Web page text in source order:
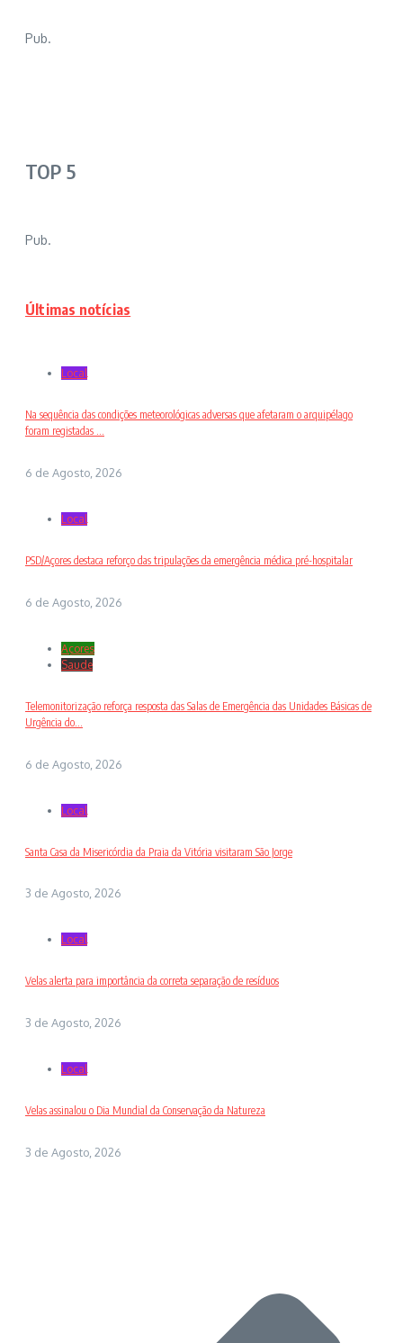
Pub.
TOP 5
Pub.
Últimas notícias
Local
Na sequência das condições meteorológicas adversas que afetaram o arquipélago
foram registadas ...
6 de Agosto, 2026
Local
PSD/Açores destaca reforço das tripulações da emergência médica pré-hospitalar
6 de Agosto, 2026
Açores
Saude
Telemonitorização reforça resposta das Salas de Emergência das Unidades Básicas de
Urgência do...
6 de Agosto, 2026
Local
Santa Casa da Misericórdia da Praia da Vitória visitaram São Jorge
3 de Agosto, 2026
Local
Velas alerta para importância da correta separação de resíduos
3 de Agosto, 2026
Local
Velas assinalou o Dia Mundial da Conservação da Natureza
3 de Agosto, 2026